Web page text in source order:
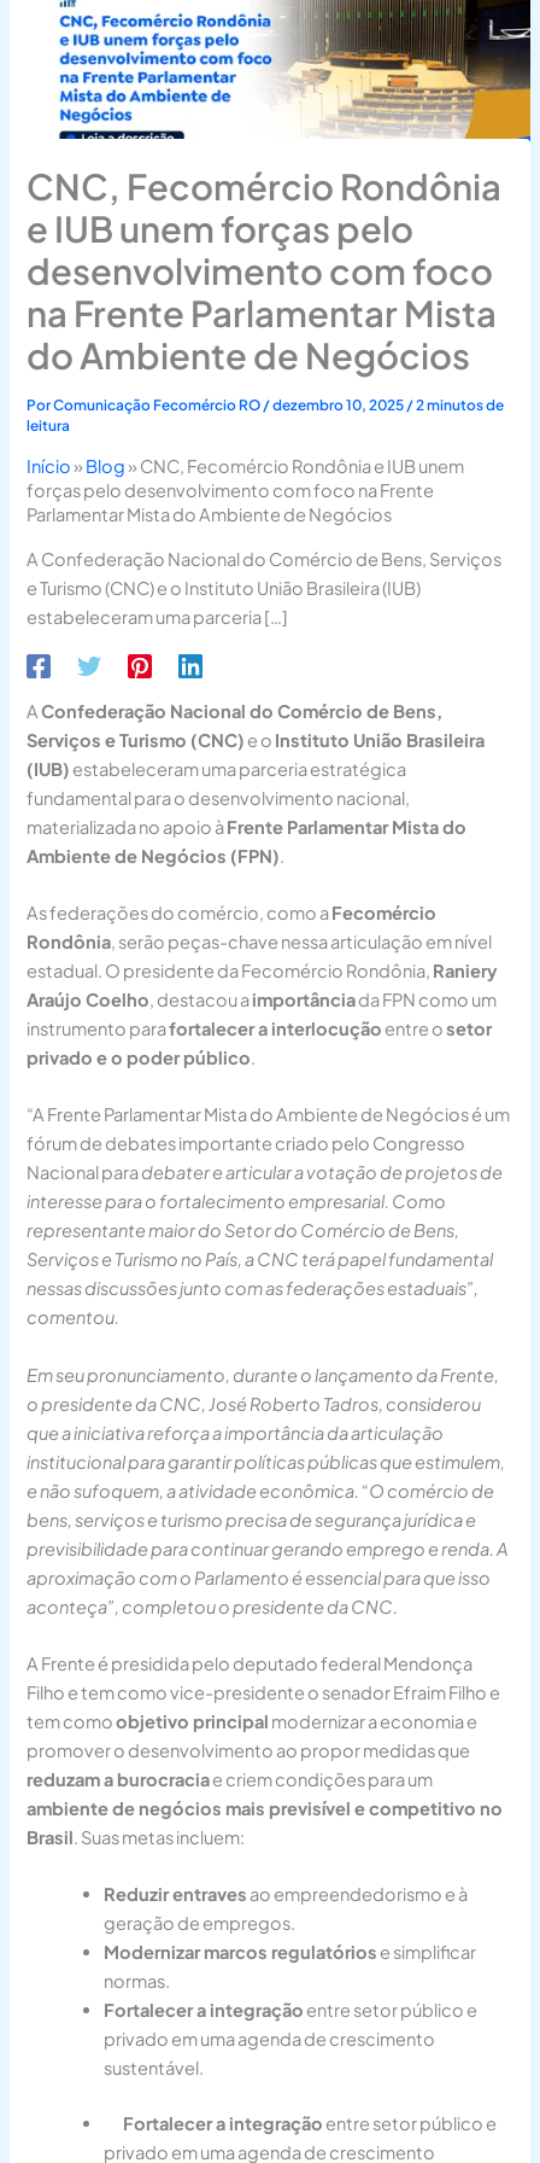
CNC, Fecomércio Rondônia
e IUB unem forças pelo
desenvolvimento com foco
na Frente Parlamentar Mista
do Ambiente de Negócios
PorComunicação Fecomércio RO /dezembro 10, 2025 /2 minutos de
leitura
Início» Blog» CNC, Fecomércio Rondônia e IUB unem
forças pelo desenvolvimento com foco na Frente
Parlamentar Mista do Ambiente de Negócios
A Confederação Nacional do Comércio de Bens, Serviços
e Turismo (CNC) e o Instituto União Brasileira (IUB)
estabeleceram uma parceria […]
AConfederação Nacional do Comércio de Bens,
Serviços e Turismo (CNC) e o Instituto União Brasileira
(IUB) estabeleceram uma parceria estratégica
fundamental para o desenvolvimento nacional,
materializada no apoio àFrente Parlamentar Mista do
Ambiente de Negócios (FPN)
As federações do comércio, como aFecomércio
Rondônia, serão peças-chave nessa articulação em nível
estadual. O presidente da Fecomércio Rondônia, Raniery
Araújo Coelho, destacou aimportânciada FPN como um
instrumento parafortalecer a interlocução entre osetor
privado e o poder público.
“A Frente Parlamentar Mista do Ambiente de Negócios é um
fórum de debates importante criado pelo Congresso
Nacional paradebater e articular a votação de projetos de
interesse para o fortalecimento empresarial. Como
representante maior do Setor do Comércio de Bens,
Serviços e Turismo no País, a CNC terá papel fundamental
nessas discussões junto com as federações estaduais”,
comentou.
Em seu pronunciamento, durante o lançamento da Frente,
o presidente da CNC, José Roberto Tadros, considerou
que a iniciativa reforça a importância da articulação
institucional para garantir políticas públicas que estimulem,
e não sufoquem, a atividade econômica. “O comércio de
bens, serviços e turismo precisa de segurança jurídica e
previsibilidade para continuar gerando emprego e renda. A
aproximação com o Parlamento é essencial para que isso
aconteça”, completou o presidente da CNC.
A Frente é presidida pelo deputado federal Mendonça
Filho e tem como vice-presidente o senador Efraim Filho e
tem comoobjetivo principal modernizar a economia e
promover o desenvolvimento ao propor medidas que
reduzam a burocraciae criem condições para um
ambiente de negócios mais previsível e competitivo no
Brasil. Suas metas incluem:
Reduzir entraves ao empreendedorismo e à
geração de empregos.
Modernizar marcos regulatórios e simplificar
normas.
Fortalecer a integração entre setor público e
privado em uma agenda de crescimento
sustentável.
Fortalecer a integração entre setor público e
privado em uma agenda de crescimento